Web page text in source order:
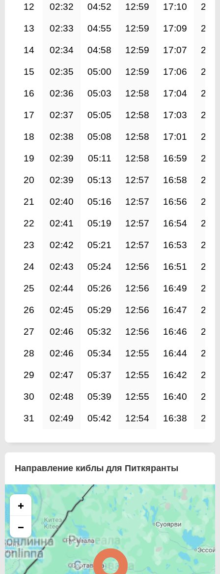
12 02:32 04:52 12:59 17:10
13 02:33 04:55 12:59 17:09
14 02:34 04:58 12:59 17:07
15 02:35 05:00 12:59 17:06
16 02:36 05:03 12:58 17:04
17 02:37 05:05 12:58 17:03
18 02:38 05:08 12:58 17:01
19 02:39 05:11 12:58 16:59
20 02:39 05:13 12:57 16:58
21 02:40 05:16 12:57 16:56
22 02:41 05:19 12:57 16:54
23 02:42 05:21 12:57 16:53
24 02:43 05:24 12:56 16:51
25 02:44 05:26 12:56 16:49
26 02:45 05:29 12:56 16:47
27 02:46 05:32 12:56 16:46
28 02:46 05:34 12:55 16:44
29 02:47 05:37 12:55 16:42
30 02:48 05:39 12:55 16:40
31 02:49 05:42 12:54 16:38
Направление киблы для Питкяранты
+
−